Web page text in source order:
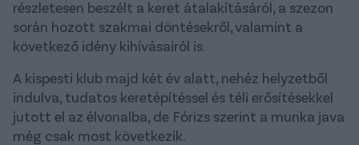
részletesen beszélt a keret átalakításáról, a szezon
során hozott szakmai döntésekről, valamint a
következő idény kihívásairól is.
A kispesti klub majd két év alatt, nehéz helyzetből
indulva, tudatos keretépítéssel és téli erősítésekkel
jutott el az élvonalba, de Fórizs szerint a munka java
még csak most következik.